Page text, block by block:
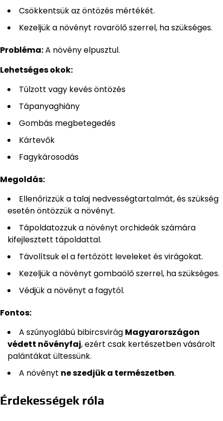
Csökkentsük az öntözés mértékét.
Kezeljük a növényt rovarölő szerrel, ha szükséges.
Probléma:A növény elpusztul.
Lehetséges okok:
Túlzott vagy kevés öntözés
Tápanyaghiány
Gombás megbetegedés
Kártevők
Fagykárosodás
Megoldás:
Ellenőrizzük a talaj nedvességtartalmát, és szükség
esetén öntözzük a növényt.
Tápoldatozzuk a növényt orchideák számára
kifejlesztett tápoldattal.
Távolítsuk el a fertőzött leveleket és virágokat.
Kezeljük a növényt gombaölő szerrel, ha szükséges.
Védjük a növényt a fagytól.
Fontos:
A szúnyoglábú bibircsvirág Magyarországon
védett növényfaj, ezért csak kertészetben vásárolt
palántákat ültessünk.
A növényt ne szedjük a természetben.
Érdekességek róla